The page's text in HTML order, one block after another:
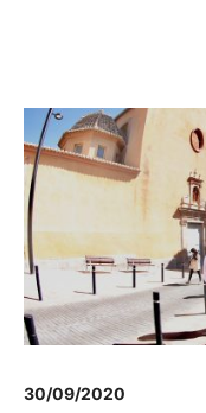
30/09/2020